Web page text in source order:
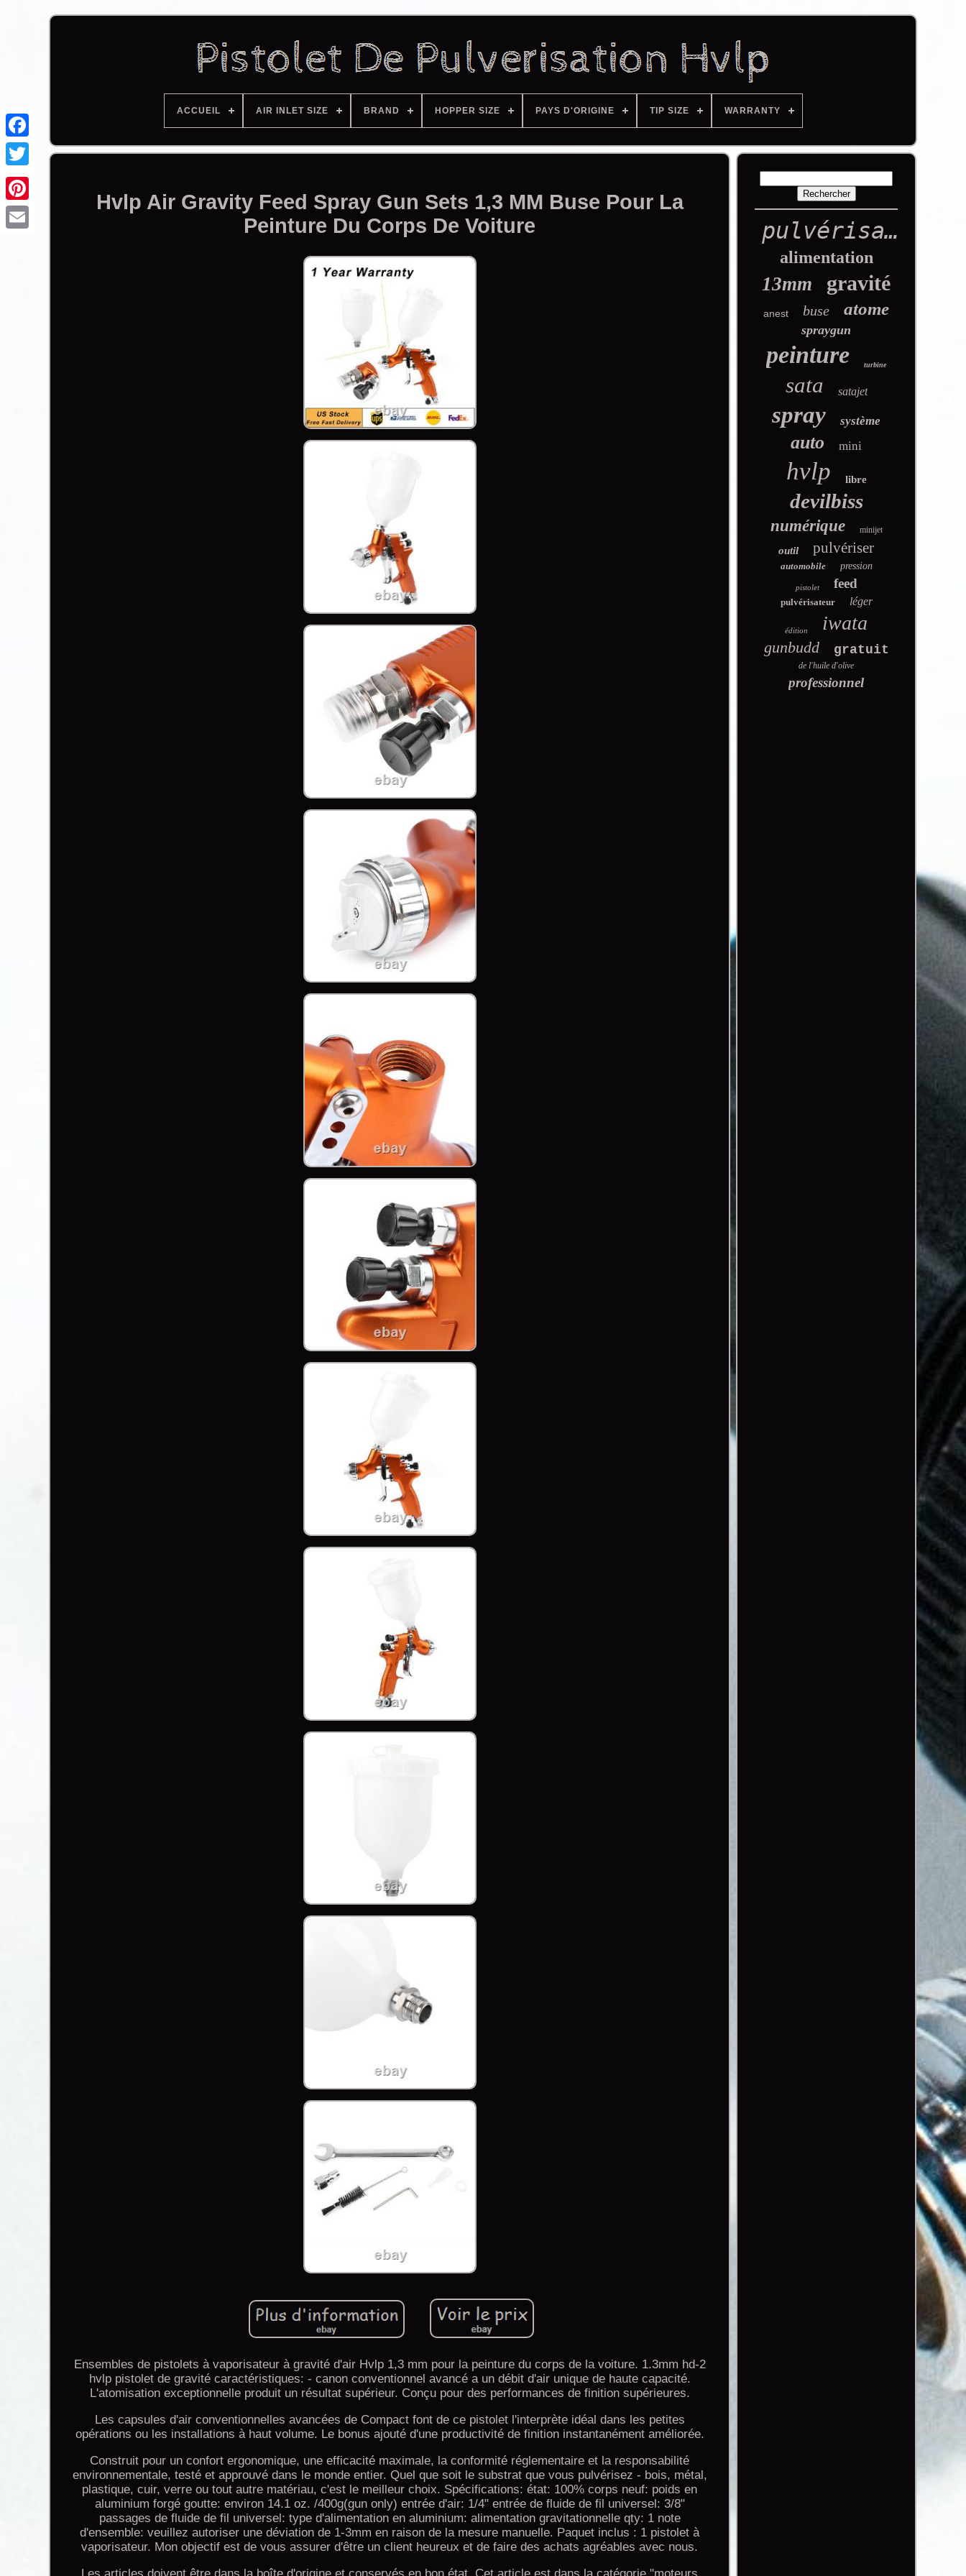
Facebook
ACCUEIL AIR INLET SIZE BRAND HOPPER SIZE PAYS D'ORIGINE TIP SIZE WARRANTY
Hvlp Air Gravity Feed Spray Gun Sets 1,3 MM Buse Pour La
Peinture Du Corps De Voiture
Ensembles de pistolets à vaporisateur à gravité d'air Hvlp 1,3 mm pour la peinture du corps de la voiture. 1.3mm hd-2
hvlp pistolet de gravité caractéristiques: - canon conventionnel avancé a un débit d'air unique de haute capacité.
L'atomisation exceptionnelle produit un résultat supérieur. Conçu pour des performances de finition supérieures.
Les capsules d'air conventionnelles avancées de Compact font de ce pistolet l'interprète idéal dans les petites
opérations ou les installations à haut volume. Le bonus ajouté d'une productivité de finition instantanément améliorée.
Construit pour un confort ergonomique, une efficacité maximale, la conformité réglementaire et la responsabilité
environnementale, testé et approuvé dans le monde entier. Quel que soit le substrat que vous pulvérisez - bois, métal,
plastique, cuir, verre ou tout autre matériau, c'est le meilleur choix. Spécifications: état: 100% corps neuf: poids en
aluminium forgé goutte: environ 14.1 oz. /400g(gun only) entrée d'air: 1/4" entrée de fluide de fil universel: 3/8"
passages de fluide de fil universel: type d'alimentation en aluminium: alimentation gravitationnelle qty: 1 note
d'ensemble: veuillez autoriser une déviation de 1-3mm en raison de la mesure manuelle. Paquet inclus : 1 pistolet à
vaporisateur. Mon objectif est de vous assurer d'être un client heureux et de faire des achats agréables avec nous.
pulvérisation
alimentation
13mm gravité
anest buse atome
spraygun
peinture turbine
sata satajet
spray système
auto mini
hvlp libre
devilbiss
numérique minijet
outil pulvériser
automobile pression
pistolet feed
pulvérisateur léger
édition iwata
gunbudd gratuit
de l'huile d'olive
professionnel